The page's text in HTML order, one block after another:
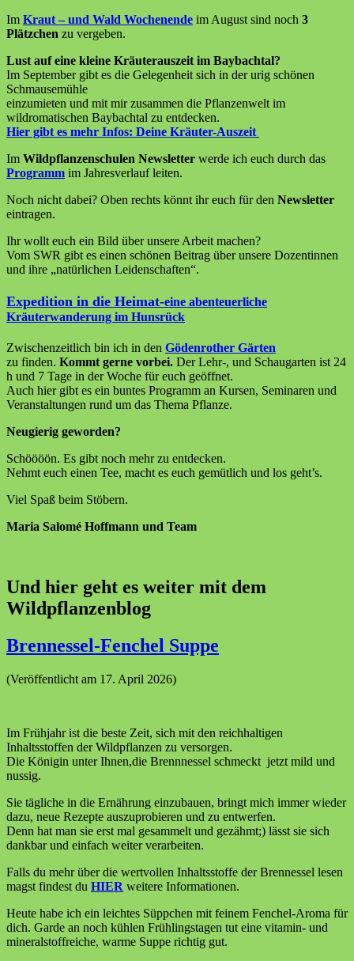
Im Kraut – und Wald Wochenende im August sind noch 3
Plätzchen zu vergeben.
Lust auf eine kleine Kräuterauszeit im Baybachtal?
Im September gibt es die Gelegenheit sich in der urig schönen
Schmausemühle
einzumieten und mit mir zusammen die Pflanzenwelt im
wildromatischen Baybachtal zu entdecken.
Hier gibt es mehr Infos: Deine Kräuter-Auszeit
Im Wildpflanzenschulen Newsletter werde ich euch durch das
Programm im Jahresverlauf leiten.
Noch nicht dabei? Oben rechts könnt ihr euch für den Newsletter
eintragen.
Ihr wollt euch ein Bild über unsere Arbeit machen?
Vom SWR gibt es einen schönen Beitrag über unsere Dozentinnen
und ihre „natürlichen Leidenschaften“.
Expedition in die Heimat-eine abenteuerliche
Kräuterwanderung im Hunsrück
Zwischenzeitlich bin ich in den Gödenrother Gärten
zu finden. Kommt gerne vorbei. Der Lehr-, und Schaugarten ist 24
h und 7 Tage in der Woche für euch geöffnet.
Auch hier gibt es ein buntes Programm an Kursen, Seminaren und
Veranstaltungen rund um das Thema Pflanze.
Neugierig geworden?
Schöööön. Es gibt noch mehr zu entdecken.
Nehmt euch einen Tee, macht es euch gemütlich und los geht’s.
Viel Spaß beim Stöbern.
Maria Salomé Hoffmann und Team
Und hier geht es weiter mit dem
Wildpflanzenblog
Brennessel-Fenchel Suppe
(Veröffentlicht am 17. April 2026)
Im Frühjahr ist die beste Zeit, sich mit den reichhaltigen
Inhaltsstoffen der Wildpflanzen zu versorgen.
Die Königin unter Ihnen,die Brennnessel schmeckt jetzt mild und
nussig.
Sie tägliche in die Ernährung einzubauen, bringt mich immer wieder
dazu, neue Rezepte auszuprobieren und zu entwerfen.
Denn hat man sie erst mal gesammelt und gezähmt;) lässt sie sich
dankbar und einfach weiter verarbeiten.
Falls du mehr über die wertvollen Inhaltsstoffe der Brennessel lesen
magst findest du HIER weitere Informationen.
Heute habe ich ein leichtes Süppchen mit feinem Fenchel-Aroma für
dich. Garde an noch kühlen Frühlingstagen tut eine vitamin- und
mineralstoffreiche​, warme Suppe richtig gut.